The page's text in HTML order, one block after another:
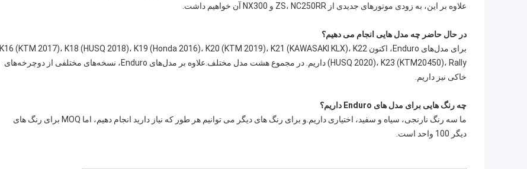
علاوه بر این، به زودی موتورهای جدیدی از ZS، NC250RR و NX300 آن خواهیم داشت.
در حال حاضر چه مدل هایی انجام می دهیم؟
برای مدل‌های Enduro، اکنون K16 (KTM 2017)، K18 (HUSQ 2018)، K19 (Honda 2016)، K20 (KTM 2019)، K21 (KAWASAKI KLX)، K22
(HUSQ 2020)، K23 (KTM20450)، Rally داریم. در مجموع هشت مدل مختلف.علاوه بر مدل‌های Enduro، نسخه‌های مختلفی از دوچرخه‌های
خاکی نیز داریم.
چه رنگ هایی برای مدل های Enduro داریم؟
ما سه رنگ نارنجی، سیاه و سفید، اختیاری داریم.و برای رنگ های دیگر می توانیم هر طور که نیاز دارید انجام دهیم، اما MOQ برای رنگ های
دیگر 100 واحد است.